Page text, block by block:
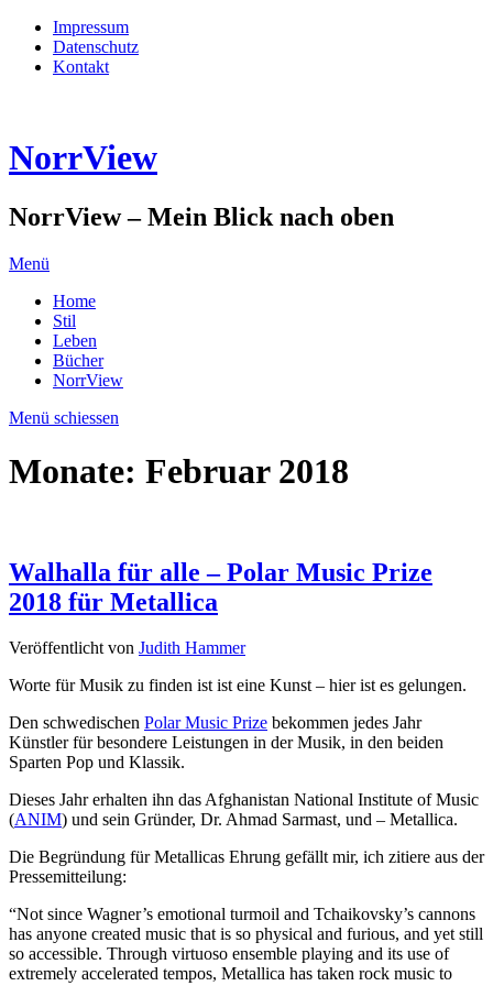
Impressum
Datenschutz
Kontakt
NorrView
NorrView – Mein Blick nach oben
Menü
Home
Stil
Leben
Bücher
NorrView
Menü schiessen
Monate: Februar 2018
Walhalla für alle – Polar Music Prize
2018 für Metallica
Veröffentlicht von Judith Hammer
Worte für Musik zu finden ist ist eine Kunst – hier ist es gelungen.
Den schwedischen Polar Music Prize bekommen jedes Jahr
Künstler für besondere Leistungen in der Musik, in den beiden
Sparten Pop und Klassik.
Dieses Jahr erhalten ihn das Afghanistan National Institute of Music
(ANIM) und sein Gründer, Dr. Ahmad Sarmast, und – Metallica.
Die Begründung für Metallicas Ehrung gefällt mir, ich zitiere aus der
Pressemitteilung:
“Not since Wagner’s emotional turmoil and Tchaikovsky’s cannons
has anyone created music that is so physical and furious, and yet still
so accessible. Through virtuoso ensemble playing and its use of
extremely accelerated tempos, Metallica has taken rock music to